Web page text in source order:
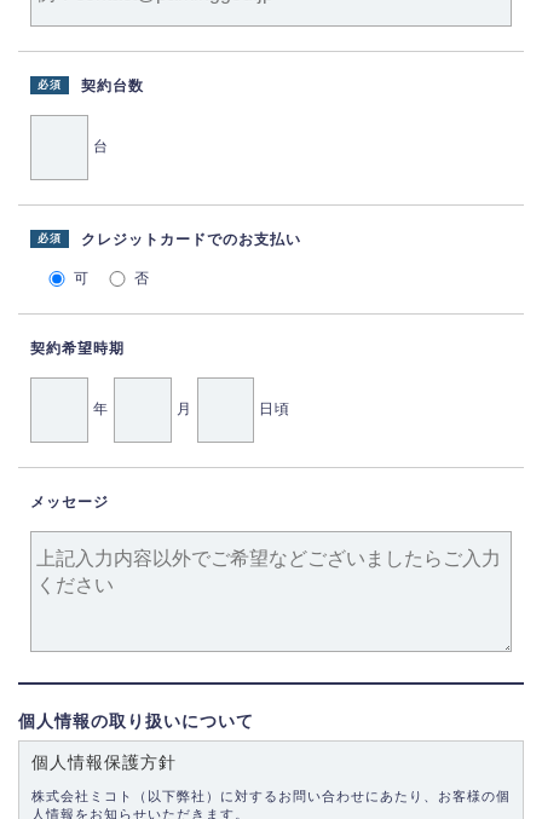
契約台数
必須
台
クレジットカードでのお支払い
必須
可 否
契約希望時期
年 月 日頃
メッセージ
個人情報の取り扱いについて
個人情報保護方針
株式会社ミコト（以下弊社）に対するお問い合わせにあたり、お客様の個
人情報をお知らせいただきます。